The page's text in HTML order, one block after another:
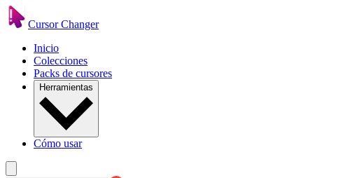
Cursor Changer
Inicio
Colecciones
Packs de cursores
Herramientas
Cómo usar